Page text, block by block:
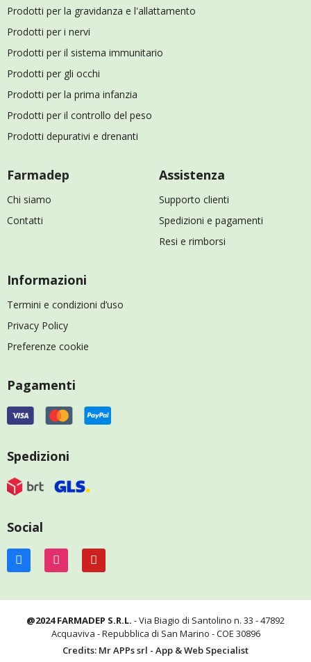
Prodotti per la gravidanza e l'allattamento
Prodotti per i nervi
Prodotti per il sistema immunitario
Prodotti per gli occhi
Prodotti per la prima infanzia
Prodotti per il controllo del peso
Prodotti depurativi e drenanti
Farmadep
Chi siamo
Contatti
Assistenza
Supporto clienti
Spedizioni e pagamenti
Resi e rimborsi
Informazioni
Termini e condizioni d’uso
Privacy Policy
Preferenze cookie
Pagamenti
Spedizioni
Social
@2024 FARMADEP S.R.L. - Via Biagio di Santolino n. 33 - 47892
Acquaviva - Repubblica di San Marino - COE 30896
Credits: Mr APPs srl - App & Web Specialist